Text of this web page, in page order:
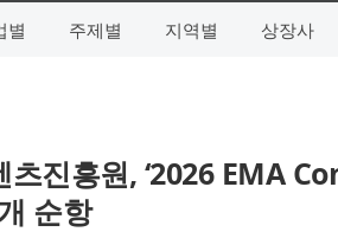
별 주제별 지역별 상장사
츠진흥원, ‘2026 EMA
순항